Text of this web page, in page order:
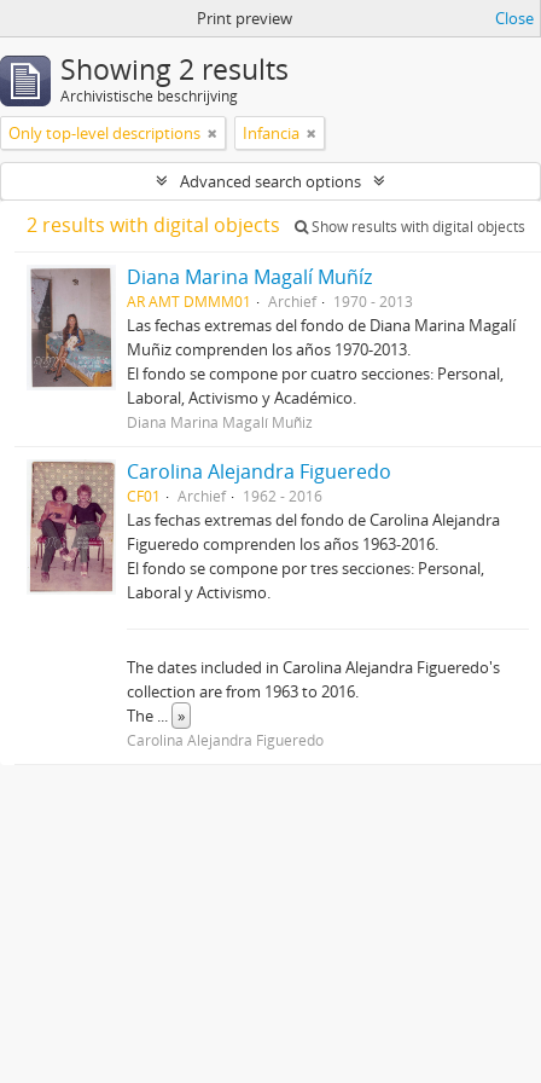
Print preview Close
Showing 2 results
Archivistische beschrijving
Only top-level descriptions Infancia
Advanced search options
2 results with digital objects Show results with digital objects
Diana Marina Magalí Muñíz
AR AMT DMMM01 Archief 1970 - 2013
Las fechas extremas del fondo de Diana Marina Magalí
Muñiz comprenden los años 1970-2013.
El fondo se compone por cuatro secciones: Personal,
Laboral, Activismo y Académico.
Diana Marina Magalí Muñiz
Carolina Alejandra Figueredo
CF01 Archief 1962 - 2016
Las fechas extremas del fondo de Carolina Alejandra
Figueredo comprenden los años 1963-2016.
El fondo se compone por tres secciones: Personal,
Laboral y Activismo.
The dates included in Carolina Alejandra Figueredo's
collection are from 1963 to 2016.
The ... »
Carolina Alejandra Figueredo